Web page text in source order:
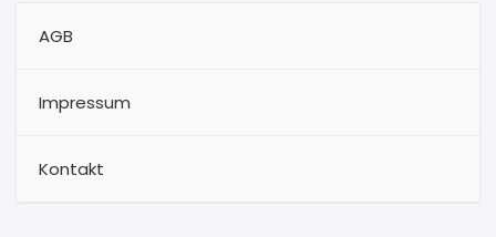
AGB
Impressum
Kontakt